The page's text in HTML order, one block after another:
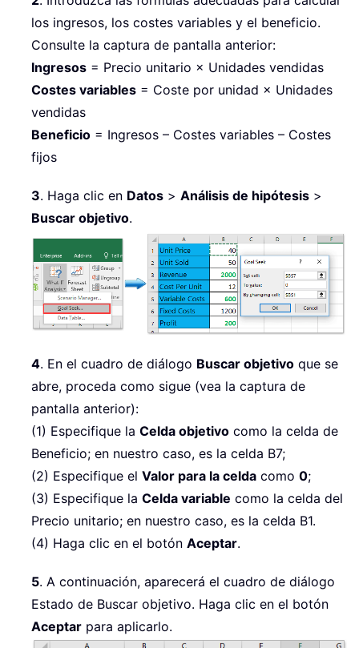
los ingresos, los costes variables y el beneficio.
Consulte la captura de pantalla anterior:
Ingresos = Precio unitario × Unidades vendidas
Costes variables = Coste por unidad × Unidades
vendidas
Beneficio = Ingresos – Costes variables – Costes
fijos
3. Haga clic en Datos > Análisis de hipótesis >
Buscar objetivo.
4. En el cuadro de diálogo Buscar objetivo que se
abre, proceda como sigue (vea la captura de
pantalla anterior):
(1) Especifique la Celda objetivo como la celda de
Beneficio; en nuestro caso, es la celda B7;
(2) Especifique el Valor para la celda como 0;
(3) Especifique la Celda variable como la celda del
Precio unitario; en nuestro caso, es la celda B1.
(4) Haga clic en el botón Aceptar.
5. A continuación, aparecerá el cuadro de diálogo
Estado de Buscar objetivo. Haga clic en el botón
Aceptar para aplicarlo.